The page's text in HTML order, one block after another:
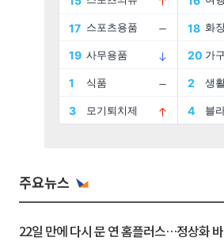
주요뉴스
22일 만에 다시 문 연 홈플러스…정상화 바